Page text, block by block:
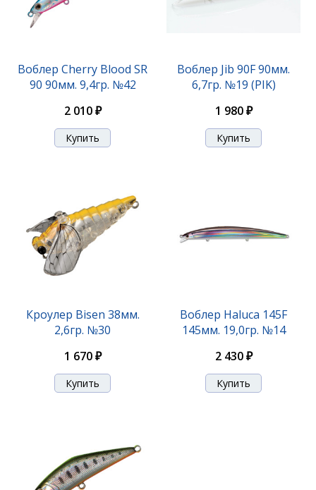
Воблер Cherry Blood SR
90 90мм. 9,4гр. №42
2 010 ₽
Воблер Jib 90F 90мм.
6,7гр. №19 (PIK)
1 980 ₽
Кроулер Bisen 38мм.
2,6гр. №30
1 670 ₽
Воблер Haluca 145F
145мм. 19,0гр. №14
2 430 ₽